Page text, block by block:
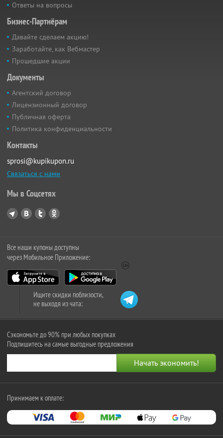
Ответы на вопросы
Бизнес-Партнёрам
Давайте сделаем акцию!
Заработайте, как Вебмастер
Прошедшие акции
Документы
Агентский договор
Лицензионный договор
Публичная оферта
Политика конфиденциальности
Контакты
sprosi@kupikupon.ru
Связаться с нами
Мы в Соцсетях
Все наши купоны доступны
через Мобильное Приложение:
Ищите скидки поблизости,
не выходя из чата:
Сэкономьте до 90% при любых покупках
Подпишитесь на самые выгодные предложения
Принимаем к оплате: